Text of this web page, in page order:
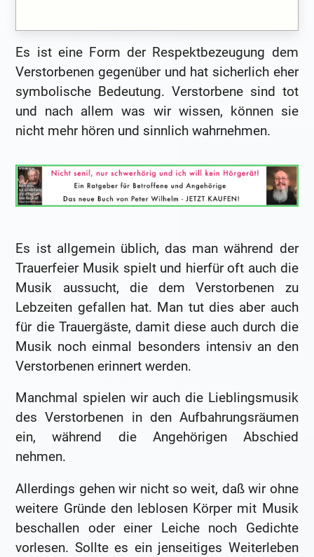
Es ist eine Form der Respektbezeugung dem
Verstorbenen gegenüber und hat sicherlich eher
symbolische Bedeutung. Verstorbene sind tot
und nach allem was wir wissen, können sie
nicht mehr hören und sinnlich wahrnehmen.
Es ist allgemein üblich, das man während der
Trauerfeier Musik spielt und hierfür oft auch die
Musik aussucht, die dem Verstorbenen zu
Lebzeiten gefallen hat. Man tut dies aber auch
für die Trauergäste, damit diese auch durch die
Musik noch einmal besonders intensiv an den
Verstorbenen erinnert werden.
Manchmal spielen wir auch die Lieblingsmusik
des Verstorbenen in den Aufbahrungsräumen
ein, während die Angehörigen Abschied
nehmen.
Allerdings gehen wir nicht so weit, daß wir ohne
weitere Gründe den leblosen Körper mit Musik
beschallen oder einer Leiche noch Gedichte
vorlesen. Sollte es ein jenseitiges Weiterleben